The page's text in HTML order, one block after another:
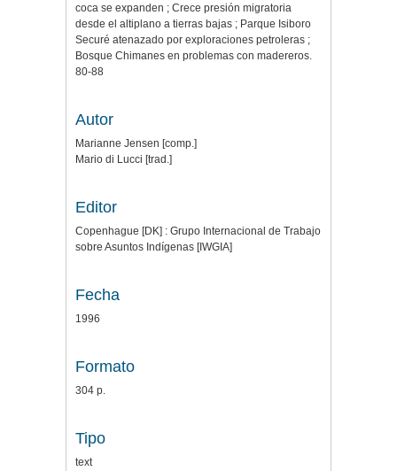
coca se expanden ; Crece presión migratoria
desde el altiplano a tierras bajas ; Parque Isiboro
Securé atenazado por exploraciones petroleras ;
Bosque Chimanes en problemas con madereros.
80-88
Autor
Marianne Jensen [comp.]
Mario di Lucci [trad.]
Editor
Copenhague [DK] : Grupo Internacional de Trabajo
sobre Asuntos Indígenas [IWGIA]
Fecha
1996
Formato
304 p.
Tipo
text